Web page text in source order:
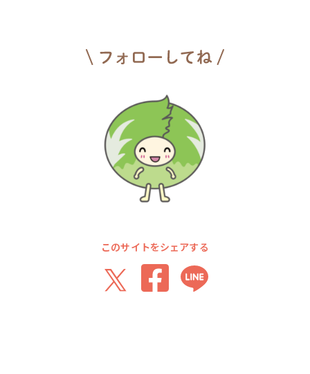
このサイトをシェアする